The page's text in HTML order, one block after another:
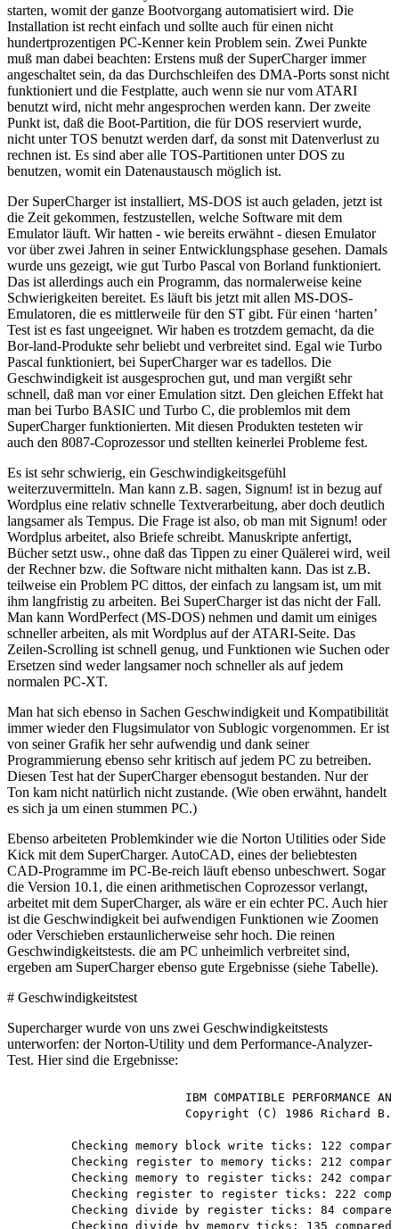
starten, womit der ganze Bootvorgang automatisiert wird. Die
Installation ist recht einfach und sollte auch für einen nicht
hundertprozentigen PC-Kenner kein Problem sein. Zwei Punkte
muß man dabei beachten: Erstens muß der SuperCharger immer
angeschaltet sein, da das Durchschleifen des DMA-Ports sonst nicht
funktioniert und die Festplatte, auch wenn sie nur vom ATARI
benutzt wird, nicht mehr angesprochen werden kann. Der zweite
Punkt ist, daß die Boot-Partition, die für DOS reserviert wurde,
nicht unter TOS benutzt werden darf, da sonst mit Datenverlust zu
rechnen ist. Es sind aber alle TOS-Partitionen unter DOS zu
benutzen, womit ein Datenaustausch möglich ist.
Der SuperCharger ist installiert, MS-DOS ist auch geladen, jetzt ist
die Zeit gekommen, festzustellen, welche Software mit dem
Emulator läuft. Wir hatten - wie bereits erwähnt - diesen Emulator
vor über zwei Jahren in seiner Entwicklungsphase gesehen. Damals
wurde uns gezeigt, wie gut Turbo Pascal von Borland funktioniert.
Das ist allerdings auch ein Programm, das normalerweise keine
Schwierigkeiten bereitet. Es läuft bis jetzt mit allen MS-DOS-
Emulatoren, die es mittlerweile für den ST gibt. Für einen ‘harten’
Test ist es fast ungeeignet. Wir haben es trotzdem gemacht, da die
Bor-land-Produkte sehr beliebt und verbreitet sind. Egal wie Turbo
Pascal funktioniert, bei SuperCharger war es tadellos. Die
Geschwindigkeit ist ausgesprochen gut, und man vergißt sehr
schnell, daß man vor einer Emulation sitzt. Den gleichen Effekt hat
man bei Turbo BASIC und Turbo C, die problemlos mit dem
SuperCharger funktionierten. Mit diesen Produkten testeten wir
auch den 8087-Coprozessor und stellten keinerlei Probleme fest.
Es ist sehr schwierig, ein Geschwindigkeitsgefühl
weiterzuvermitteln. Man kann z.B. sagen, Signum! ist in bezug auf
Wordplus eine relativ schnelle Textverarbeitung, aber doch deutlich
langsamer als Tempus. Die Frage ist also, ob man mit Signum! oder
Wordplus arbeitet, also Briefe schreibt. Manuskripte anfertigt,
Bücher setzt usw., ohne daß das Tippen zu einer Quälerei wird, weil
der Rechner bzw. die Software nicht mithalten kann. Das ist z.B.
teilweise ein Problem PC dittos, der einfach zu langsam ist, um mit
ihm langfristig zu arbeiten. Bei SuperCharger ist das nicht der Fall.
Man kann WordPerfect (MS-DOS) nehmen und damit um einiges
schneller arbeiten, als mit Wordplus auf der ATARI-Seite. Das
Zeilen-Scrolling ist schnell genug, und Funktionen wie Suchen oder
Ersetzen sind weder langsamer noch schneller als auf jedem
normalen PC-XT.
Man hat sich ebenso in Sachen Geschwindigkeit und Kompatibilität
immer wieder den Flugsimulator von Sublogic vorgenommen. Er ist
von seiner Grafik her sehr aufwendig und dank seiner
Programmierung ebenso sehr kritisch auf jedem PC zu betreiben.
Diesen Test hat der SuperCharger ebensogut bestanden. Nur der
Ton kam nicht natürlich nicht zustande. (Wie oben erwähnt, handelt
es sich ja um einen stummen PC.)
Ebenso arbeiteten Problemkinder wie die Norton Utilities oder Side
Kick mit dem SuperCharger. AutoCAD, eines der beliebtesten
CAD-Programme im PC-Be-reich läuft ebenso unbeschwert. Sogar
die Version 10.1, die einen arithmetischen Coprozessor verlangt,
arbeitet mit dem SuperCharger, als wäre er ein echter PC. Auch hier
ist die Geschwindigkeit bei aufwendigen Funktionen wie Zoomen
oder Verschieben erstaunlicherweise sehr hoch. Die reinen
Geschwindigkeitstests. die am PC unheimlich verbreitet sind,
ergeben am SuperCharger ebenso gute Ergebnisse (siehe Tabelle).
# Geschwindigkeitstest
Supercharger wurde von uns zwei Geschwindigkeitstests
unterworfen: der Norton-Utility und dem Performance-Analyzer-
Test. Hier sind die Ergebnisse: